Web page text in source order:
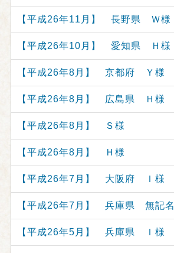
【平成26年11月】 長野県 Ｗ様
【平成26年10月】 愛知県 Ｈ様
【平成26年8月】 京都府 Ｙ様
【平成26年8月】 広島県 Ｈ様
【平成26年8月】 Ｓ様
【平成26年8月】 Ｈ様
【平成26年7月】 大阪府 Ｉ様
【平成26年7月】 兵庫県 無記名
【平成26年5月】 兵庫県 Ｉ様